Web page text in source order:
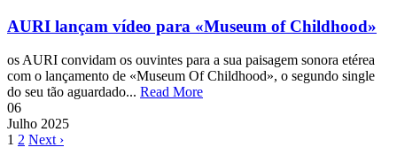
AURI lançam vídeo para «Museum of Childhood»
os AURI convidam os ouvintes para a sua paisagem sonora etérea
com o lançamento de «Museum Of Childhood», o segundo single
do seu tão aguardado... Read More
06
Julho 2025
1 2 Next ›